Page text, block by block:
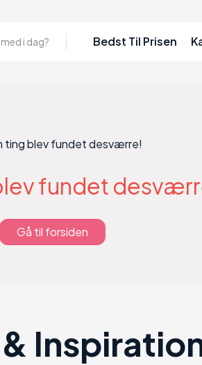
i dag? Bedst Til Prisen
fundet
Gå til forsiden